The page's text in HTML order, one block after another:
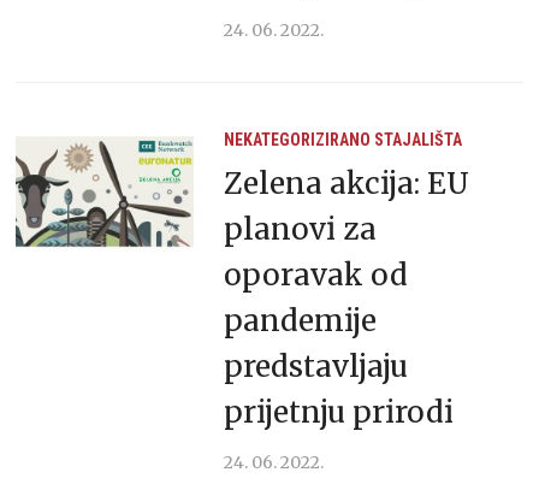
24. 06. 2022.
NEKATEGORIZIRANO STAJALIŠTA
Zelena akcija: EU
planovi za
oporavak od
pandemije
predstavljaju
prijetnju prirodi
24. 06. 2022.